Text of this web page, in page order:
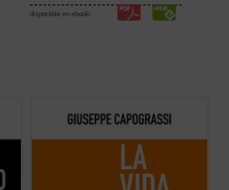
disponible en ebook:
El presente libro, considerado como la obra
maestra de su autor, nos muestra al
apasionadamente por el valor del individuo
frente a los totalitarismos nazi y comunista
--también contra el totalitarismo blando ...